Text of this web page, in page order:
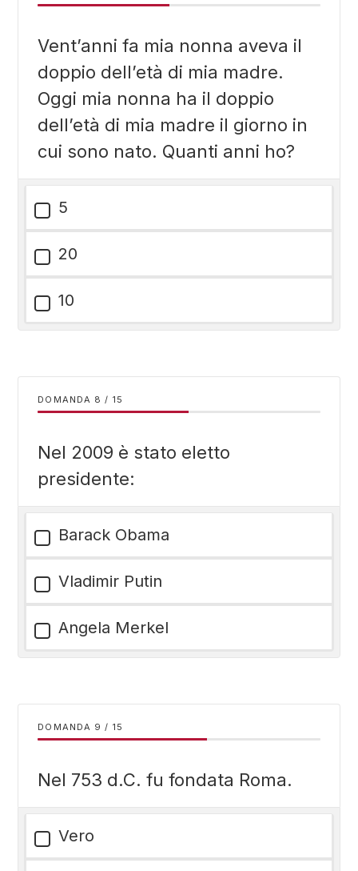
Vent’anni fa mia nonna aveva il
doppio dell’età di mia madre.
Oggi mia nonna ha il doppio
dell’età di mia madre il giorno in
cui sono nato. Quanti anni ho?
5
20
10
DOMANDA / 15
Nel 2009 è stato eletto
presidente:
Barack Obama
Vladimir Putin
Angela Merkel
DOMANDA / 15
Nel 753 d.C. fu fondata Roma.
Vero